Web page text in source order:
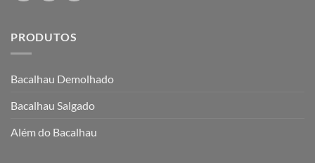
PRODUTOS
Bacalhau Demolhado
Bacalhau Salgado
Além do Bacalhau